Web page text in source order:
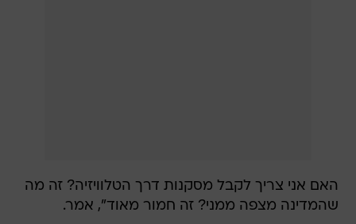
האם אני צריך לקבל מסקנות דרך הטלוויזיה? זה מה
שהמדינה מצפה ממני? זה חמור מאוד", אמר.